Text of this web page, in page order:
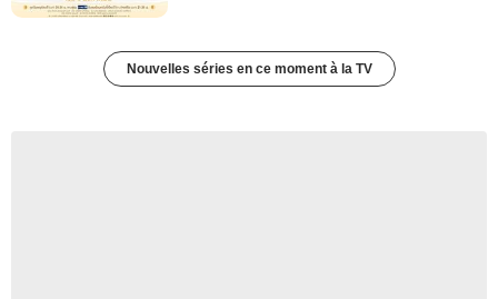
Nouvelles séries en ce moment à la TV